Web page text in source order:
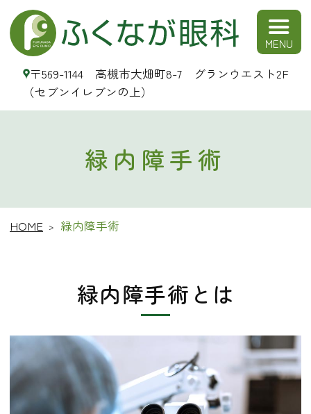
ふくなが眼科
〒569-1144 高槻市大畑町8-7 グランウエスト2F
（セブンイレブンの上）
HOME 緑内障手術
緑内障手術
緑内障手術とは